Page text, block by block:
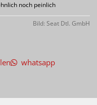
noch peinlich
Bild: Seat Dtl. GmbH
whatsapp